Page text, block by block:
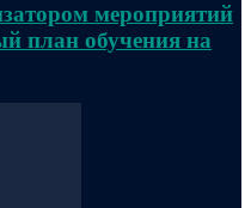
мероприятий
план обучения на